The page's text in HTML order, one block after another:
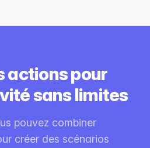
actions pour
sans limites
pouvez combiner
créer des scénarios